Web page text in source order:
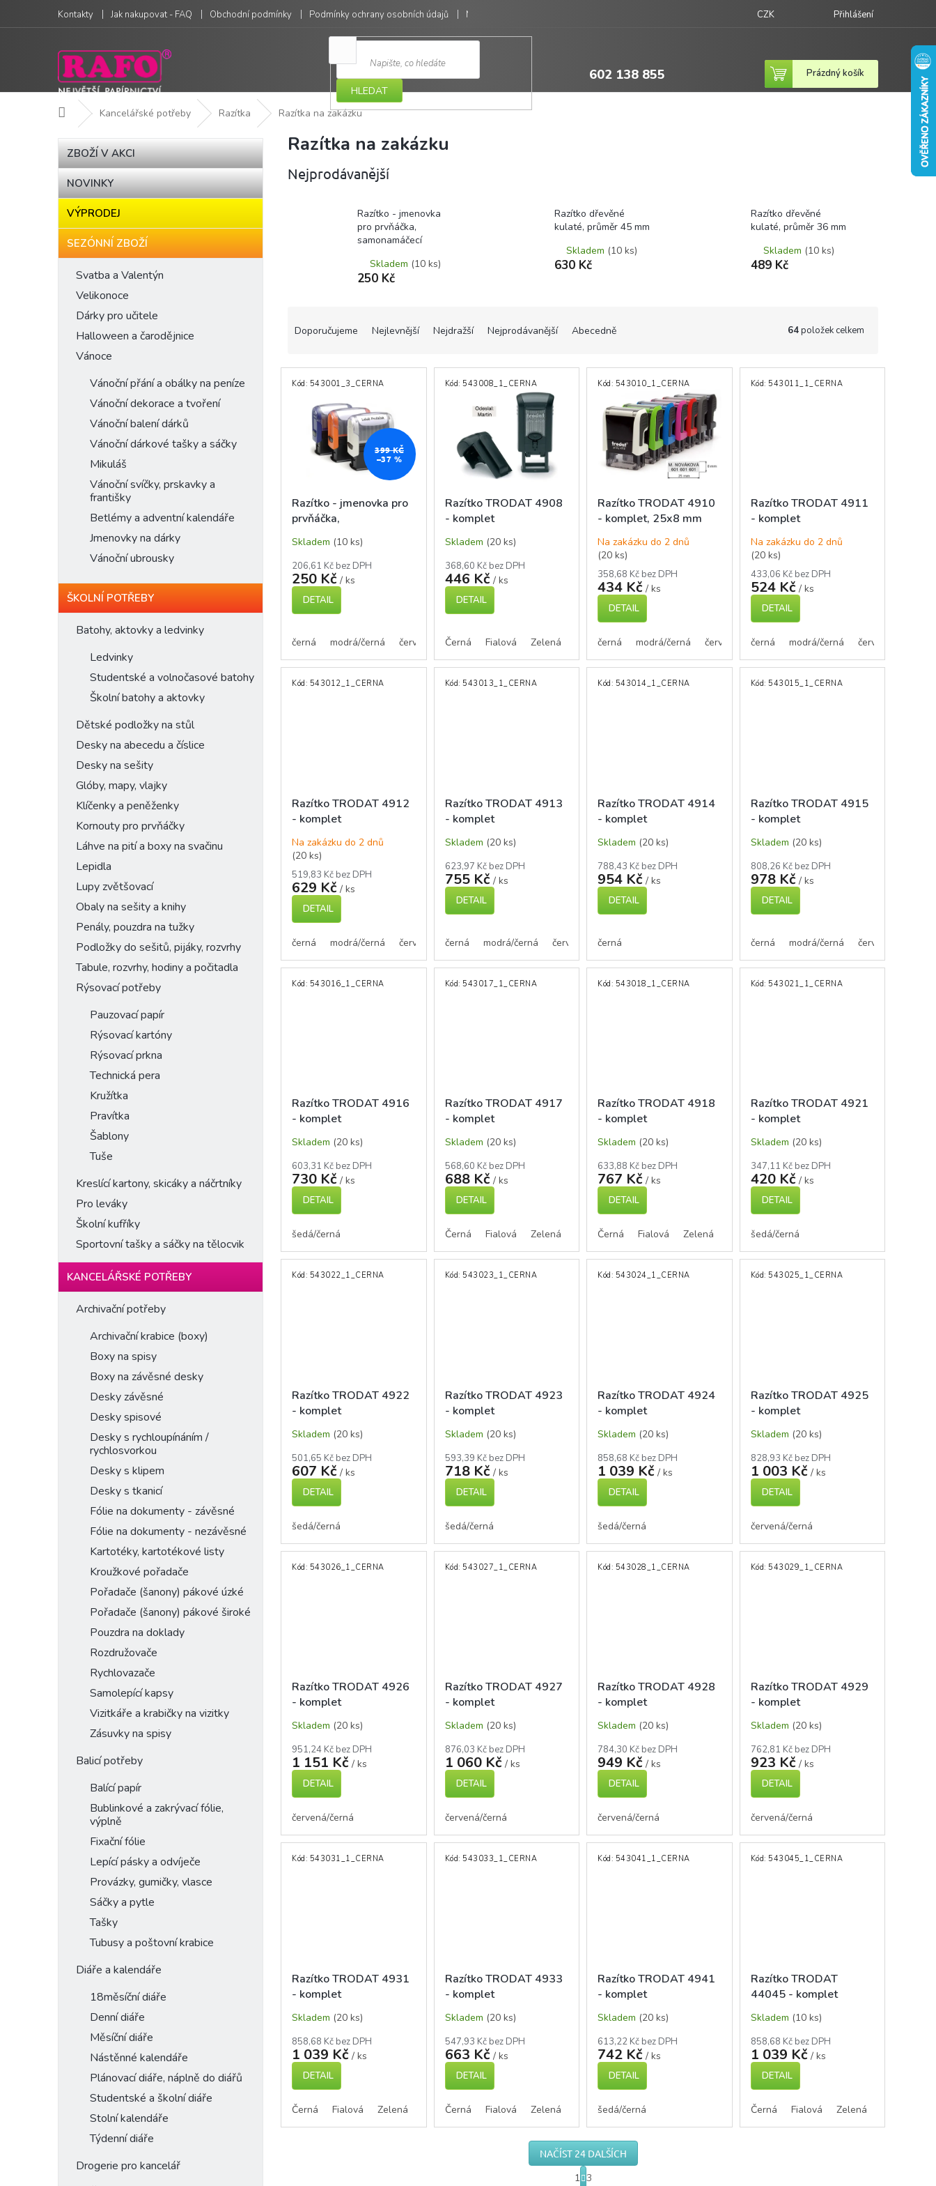
obsah
Kontakty Jak nakupovat - FAQ Obchodní podmínky Podmínky ochrany osobních údajů Moje objednávka CZK Přihlášení
HLEDAT
602 138 855
Nákupní
košík
Prázdný košík
Domů Kancelářské potřeby Razítka Razítka na zakázku
P
o
s
t
Přeskočit
kategorie
ZBOŽÍ V AKCI
NOVINKY
VÝPRODEJ
SEZÓNNÍ ZBOŽÍ
Svatba a Valentýn
Velikonoce
Dárky pro učitele
Halloween a čarodějnice
Vánoce
Vánoční přání a obálky na peníze
Vánoční dekorace a tvoření
Vánoční balení dárků
Vánoční dárkové tašky a sáčky
Mikuláš
Vánoční svíčky, prskavky a
františky
Betlémy a adventní kalendáře
Jmenovky na dárky
Vánoční ubrousky
ŠKOLNÍ POTŘEBY
Batohy, aktovky a ledvinky
Ledvinky
Studentské a volnočasové batohy
Školní batohy a aktovky
Dětské podložky na stůl
Desky na abecedu a číslice
Desky na sešity
Glóby, mapy, vlajky
Klíčenky a peněženky
Kornouty pro prvňáčky
Láhve na pití a boxy na svačinu
Lepidla
Lupy zvětšovací
Obaly na sešity a knihy
Penály, pouzdra na tužky
Podložky do sešitů, pijáky, rozvrhy
Tabule, rozvrhy, hodiny a počitadla
Rýsovací potřeby
Pauzovací papír
Rýsovací kartóny
Rýsovací prkna
Technická pera
Kružítka
Pravítka
Šablony
Tuše
Kreslící kartony, skicáky a náčrtníky
Pro leváky
Školní kufříky
Sportovní tašky a sáčky na tělocvik
KANCELÁŘSKÉ POTŘEBY
Archivační potřeby
Archivační krabice (boxy)
Boxy na spisy
Boxy na závěsné desky
Desky závěsné
Desky spisové
Desky s rychloupínáním /
rychlosvorkou
Desky s klipem
Desky s tkanicí
Fólie na dokumenty - závěsné
Fólie na dokumenty - nezávěsné
Kartotéky, kartotékové listy
Kroužkové pořadače
Pořadače (šanony) pákové úzké
Pořadače (šanony) pákové široké
Pouzdra na doklady
Rozdružovače
Rychlovazače
Samolepící kapsy
Vizitkáře a krabičky na vizitky
Zásuvky na spisy
Balicí potřeby
Balící papír
Bublinkové a zakrývací fólie,
výplně
Fixační fólie
Lepící pásky a odvíječe
Provázky, gumičky, vlasce
Sáčky a pytle
Tašky
Tubusy a poštovní krabice
Diáře a kalendáře
18měsíční diáře
Denní diáře
Měsíční diáře
Nástěnné kalendáře
Plánovací diáře, náplně do diářů
Studentské a školní diáře
Stolní kalendáře
Týdenní diáře
Drogerie pro kancelář
Razítka na zakázku
Nejprodávanější
Razítko - jmenovka
pro prvňáčka,
samonamáčecí
Skladem (10 ks)
250 Kč
Razítko dřevěné
kulaté, průměr 45 mm
Skladem (10 ks)
630 Kč
Razítko dřevěné
kulaté, průměr 36 mm
Skladem (10 ks)
489 Kč
ů
Doporučujeme Nejlevnější Nejdražší Nejprodávanější Abecedně 64položek celkem
V
ý
d
u
k
t
ů
399 KČ
–37 %
Razítko - jmenovka pro
prvňáčka,
samonamáčecí
Skladem (10 ks)
206,61 Kč bez DPH
250 Kč / ks
DETAIL
černá modrá/černá červená/černá
Kód: 543001_3_CERNA
Razítko TRODAT 4908
- komplet
Skladem (20 ks)
368,60 Kč bez DPH
446 Kč / ks
DETAIL
Černá Fialová Zelená Modrá Červená
Kód: 543008_1_CERNA
Razítko TRODAT 4910
- komplet, 25x8 mm
Na zakázku do 2 dnů
(20 ks)
358,68 Kč bez DPH
434 Kč / ks
DETAIL
černá modrá/černá červená/černá šedá/černá zelená/černá
Kód: 543010_1_CERNA
Razítko TRODAT 4911
- komplet
Na zakázku do 2 dnů
(20 ks)
433,06 Kč bez DPH
524 Kč / ks
DETAIL
černá modrá/černá červená/černá
Kód: 543011_1_CERNA
Razítko TRODAT 4912
- komplet
Na zakázku do 2 dnů
(20 ks)
519,83 Kč bez DPH
629 Kč / ks
DETAIL
černá modrá/černá červená/černá šedá/černá zelená/černá bílá/černá
Kód: 543012_1_CERNA
Razítko TRODAT 4913
- komplet
Skladem (20 ks)
623,97 Kč bez DPH
755 Kč / ks
DETAIL
černá modrá/černá červená/černá bílá/černá růžová/černá
Kód: 543013_1_CERNA
Razítko TRODAT 4914
- komplet
Skladem (20 ks)
788,43 Kč bez DPH
954 Kč / ks
DETAIL
černá
Kód: 543014_1_CERNA
Razítko TRODAT 4915
- komplet
Skladem (20 ks)
808,26 Kč bez DPH
978 Kč / ks
DETAIL
černá modrá/černá červená/černá
Kód: 543015_1_CERNA
Razítko TRODAT 4916
- komplet
Skladem (20 ks)
603,31 Kč bez DPH
730 Kč / ks
DETAIL
šedá/černá
Kód: 543016_1_CERNA
Razítko TRODAT 4917
- komplet
Skladem (20 ks)
568,60 Kč bez DPH
688 Kč / ks
DETAIL
Černá Fialová Zelená Modrá Červená
Kód: 543017_1_CERNA
Razítko TRODAT 4918
- komplet
Skladem (20 ks)
633,88 Kč bez DPH
767 Kč / ks
DETAIL
Černá Fialová Zelená Modrá Červená
Kód: 543018_1_CERNA
Razítko TRODAT 4921
- komplet
Skladem (20 ks)
347,11 Kč bez DPH
420 Kč / ks
DETAIL
šedá/černá
Kód: 543021_1_CERNA
Razítko TRODAT 4922
- komplet
Skladem (20 ks)
501,65 Kč bez DPH
607 Kč / ks
DETAIL
šedá/černá
Kód: 543022_1_CERNA
Razítko TRODAT 4923
- komplet
Skladem (20 ks)
593,39 Kč bez DPH
718 Kč / ks
DETAIL
šedá/černá
Kód: 543023_1_CERNA
Razítko TRODAT 4924
- komplet
Skladem (20 ks)
858,68 Kč bez DPH
1 039 Kč / ks
DETAIL
šedá/černá
Kód: 543024_1_CERNA
Razítko TRODAT 4925
- komplet
Skladem (20 ks)
828,93 Kč bez DPH
1 003 Kč / ks
DETAIL
červená/černá
Kód: 543025_1_CERNA
Razítko TRODAT 4926
- komplet
Skladem (20 ks)
951,24 Kč bez DPH
1 151 Kč / ks
DETAIL
červená/černá
Kód: 543026_1_CERNA
Razítko TRODAT 4927
- komplet
Skladem (20 ks)
876,03 Kč bez DPH
1 060 Kč / ks
DETAIL
červená/černá
Kód: 543027_1_CERNA
Razítko TRODAT 4928
- komplet
Skladem (20 ks)
784,30 Kč bez DPH
949 Kč / ks
DETAIL
červená/černá
Kód: 543028_1_CERNA
Razítko TRODAT 4929
- komplet
Skladem (20 ks)
762,81 Kč bez DPH
923 Kč / ks
DETAIL
červená/černá
Kód: 543029_1_CERNA
Razítko TRODAT 4931
- komplet
Skladem (20 ks)
858,68 Kč bez DPH
1 039 Kč / ks
DETAIL
Černá Fialová Zelená Modrá Červená
Kód: 543031_1_CERNA
Razítko TRODAT 4933
- komplet
Skladem (20 ks)
547,93 Kč bez DPH
663 Kč / ks
DETAIL
Černá Fialová Zelená Modrá Červená
Kód: 543033_1_CERNA
Razítko TRODAT 4941
- komplet
Skladem (20 ks)
613,22 Kč bez DPH
742 Kč / ks
DETAIL
šedá/černá
Kód: 543041_1_CERNA
Razítko TRODAT
44045 - komplet
Skladem (10 ks)
858,68 Kč bez DPH
1 039 Kč / ks
DETAIL
Černá Fialová Zelená
Kód: 543045_1_CERNA
NAČÍST 24 DALŠÍCH
S
t
1 3